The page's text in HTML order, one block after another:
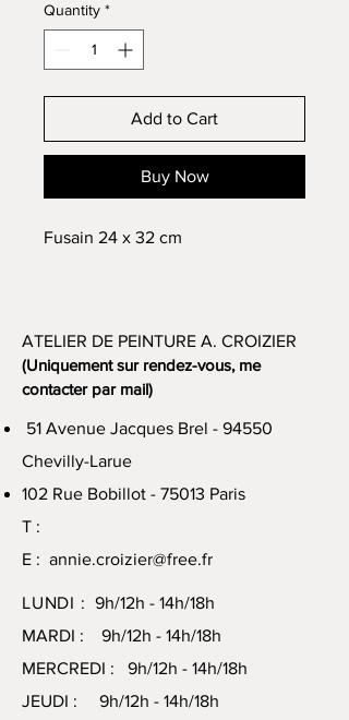
Quantity *
Add to Cart
Buy Now
Fusain 24 x 32 cm
ATELIER DE PEINTURE A. CROIZIER
(Uniquement sur rendez-vous, me
contacter par mail)
51 Avenue Jacques Brel - 94550
Chevilly-Larue
102 Rue Bobillot - 75013 Paris
T :
E : annie.croizier@free.fr
LUNDI : 9h/12h - 14h/18h
MARDI : 9h/12h - 14h/18h
MERCREDI : 9h/12h - 14h/18h
JEUDI : 9h/12h - 14h/18h